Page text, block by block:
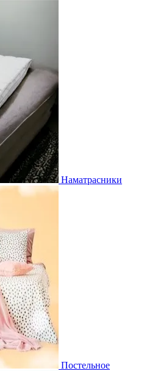
Наматрасники
Постельное